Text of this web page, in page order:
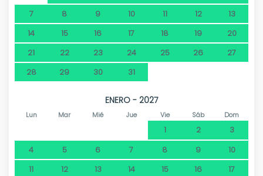
7
8 9 10 11 12
13
14
15 16 17 18 19
20
21
22 23 24 25 26
27
28
29 30 31
ENERO - 2027
Lun Mar Mié Jue Vie Sáb Dom
1 2
3
4
5 6 7 8 9
10
11
12 13 14 15 16
17